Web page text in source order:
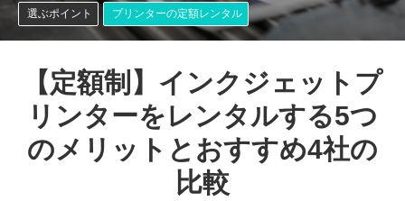
選ぶポイント プリンターの定額レンタル
【定額制】インクジェットプ
リンターをレンタルする5つ
のメリットとおすすめ4社の
比較